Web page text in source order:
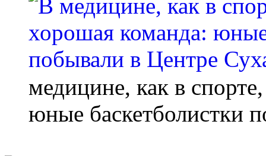
медицине, как в
юные баскетболистки